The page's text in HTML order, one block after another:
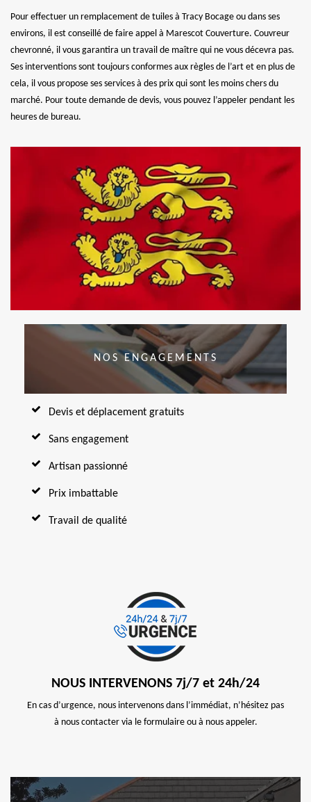
Pour effectuer un remplacement de tuiles à Tracy Bocage ou dans ses
environs, il est conseillé de faire appel à Marescot Couverture. Couvreur
chevronné, il vous garantira un travail de maître qui ne vous décevra pas.
Ses interventions sont toujours conformes aux règles de l’art et en plus de
cela, il vous propose ses services à des prix qui sont les moins chers du
marché. Pour toute demande de devis, vous pouvez l’appeler pendant les
heures de bureau.
NOS ENGAGEMENTS
Devis et déplacement gratuits
Sans engagement
Artisan passionné
Prix imbattable
Travail de qualité
NOUS INTERVENONS 7j/7 et 24h/24
En cas d’urgence, nous intervenons dans l’immédiat, n’hésitez pas
à nous contacter via le formulaire ou à nous appeler.